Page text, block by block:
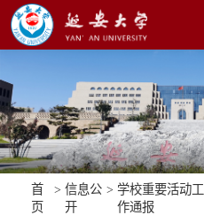
首
页
> 信息公
开
> 学校重要活动工
作通报